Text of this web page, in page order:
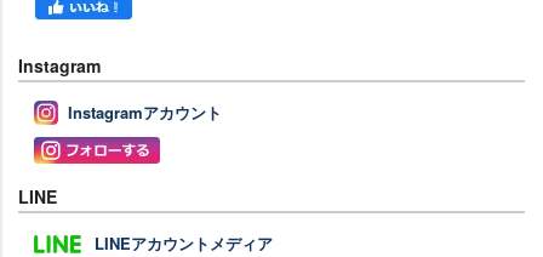
Instagram
Instagramアカウント
LINE
LINEアカウントメディア